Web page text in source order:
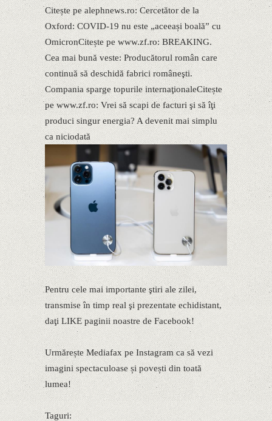
Citește pe alephnews.ro: Cercetător de la
Oxford: COVID-19 nu este „aceeași boală” cu
OmicronCitește pe www.zf.ro: BREAKING.
Cea mai bună veste: Producătorul român care
continuă să deschidă fabrici româneşti.
Compania sparge topurile internaţionaleCitește
pe www.zf.ro: Vrei să scapi de facturi şi să îţi
produci singur energia? A devenit mai simplu
ca niciodată
Pentru cele mai importante ştiri ale zilei,
transmise în timp real şi prezentate echidistant,
daţi LIKE paginii noastre de Facebook!
Urmărește Mediafax pe Instagram ca să vezi
imagini spectaculoase și povești din toată
lumea!
Taguri: